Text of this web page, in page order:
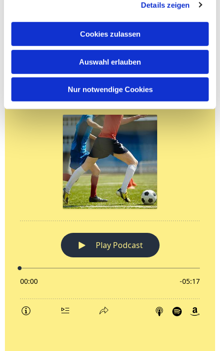
Details zeigen
Cookies zulassen
Auswahl erlauben
Nur notwendige Cookies